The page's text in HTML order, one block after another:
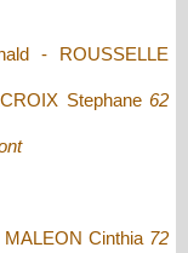
- ROUSSELLE
Stephane 62
Cinthia 72